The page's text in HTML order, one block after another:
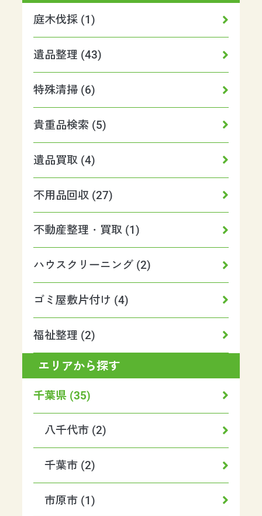
庭木伐採 (1)
遺品整理 (43)
特殊清掃 (6)
貴重品検索 (5)
遺品買取 (4)
不用品回収 (27)
不動産整理・買取 (1)
ハウスクリーニング (2)
ゴミ屋敷片付け (4)
福祉整理 (2)
エリアから探す
千葉県 (35)
八千代市 (2)
千葉市 (2)
市原市 (1)